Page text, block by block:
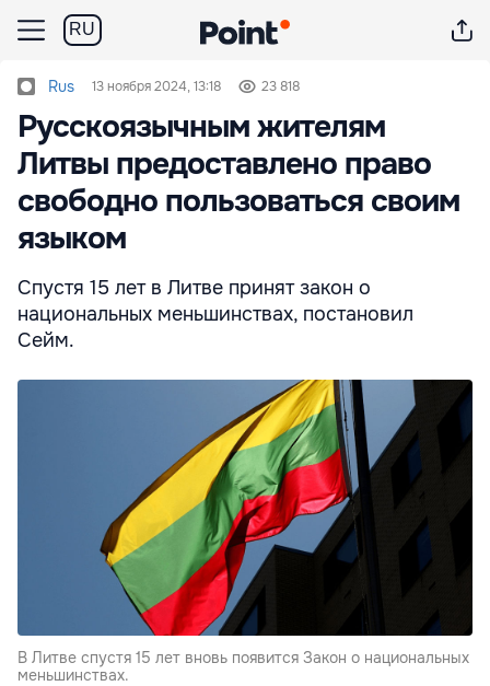
RU
Rus 13 ноября 2024, 13:18 23 818
Русскоязычным жителям
Литвы предоставлено право
свободно пользоваться своим
языком
Спустя 15 лет в Литве принят закон о
национальных меньшинствах, постановил
Сейм.
В Литве спустя 15 лет вновь появится Закон о национальных
меньшинствах.